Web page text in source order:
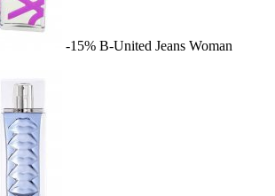
-15% B-United Jeans Woman